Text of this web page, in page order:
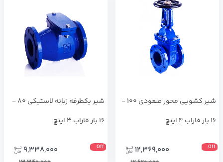
شیر کشویی محور صعودی 100 -
16 بار فاراب 4 اینچ
Off
12,369,000
شیر یکطرفه زبانه لاستیکی 80 -
16 بار فاراب 3 اینچ
Off
9,338,000